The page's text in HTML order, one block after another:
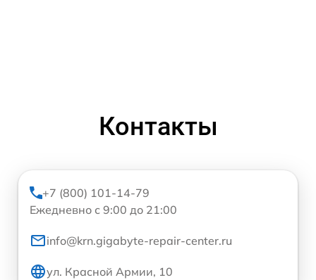
Контакты
+7 (800) 101-14-79
Ежедневно с 9:00 до 21:00
info@krn.gigabyte-repair-center.ru
ул. Красной Армии, 10